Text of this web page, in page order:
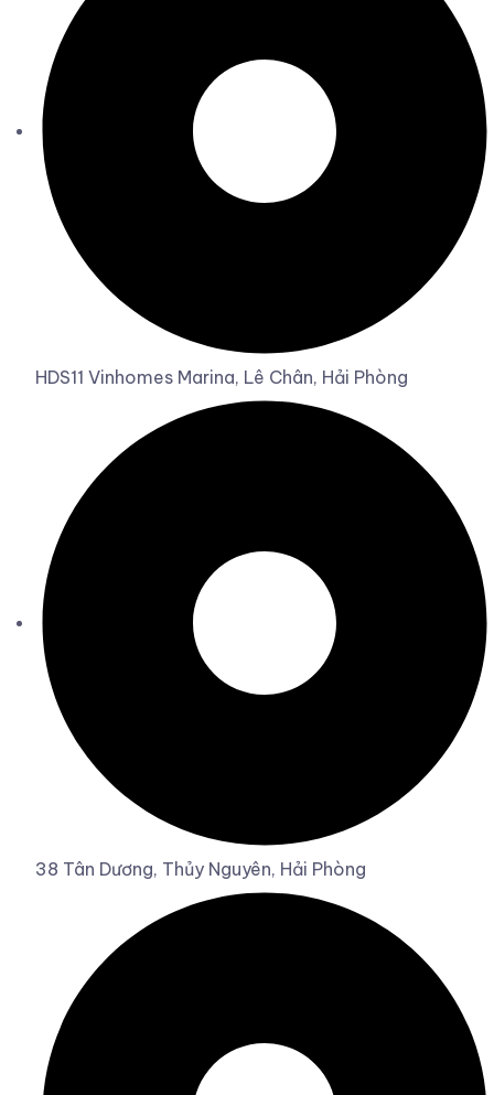
HDS11 Vinhomes Marina, Lê Chân, Hải Phòng
38 Tân Dương, Thủy Nguyên, Hải Phòng